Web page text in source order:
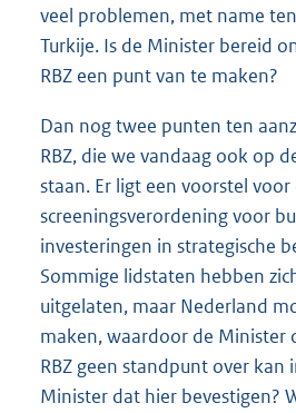
veel problemen, met name
Turkije. Is de Minister bereid
RBZ een punt van te maken?
Dan nog twee punten ten
RBZ, die we vandaag ook op
staan. Er ligt een voorstel voor
screeningsverordening voor
investeringen in strategische
Sommige lidstaten hebben
uitgelaten, maar Nederland
maken, waardoor de Minister
RBZ geen standpunt over kan
Minister dat hier bevestigen?